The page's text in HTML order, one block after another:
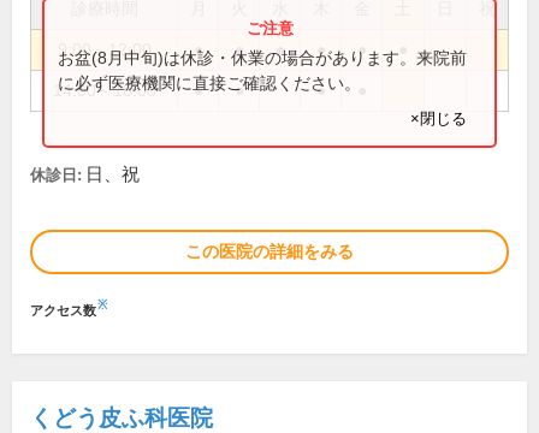
祝
9:00～12:00 ● ● ● ● ●
14:00～18:00 ● ● ●
お盆(8月中旬)は休診・休業の場合があります。来院前
に必ず医療機関に直接ご確認ください。
×閉じる
休診日: 日、祝
この医院の詳細をみる
アクセス数※
くどう皮ふ科医院